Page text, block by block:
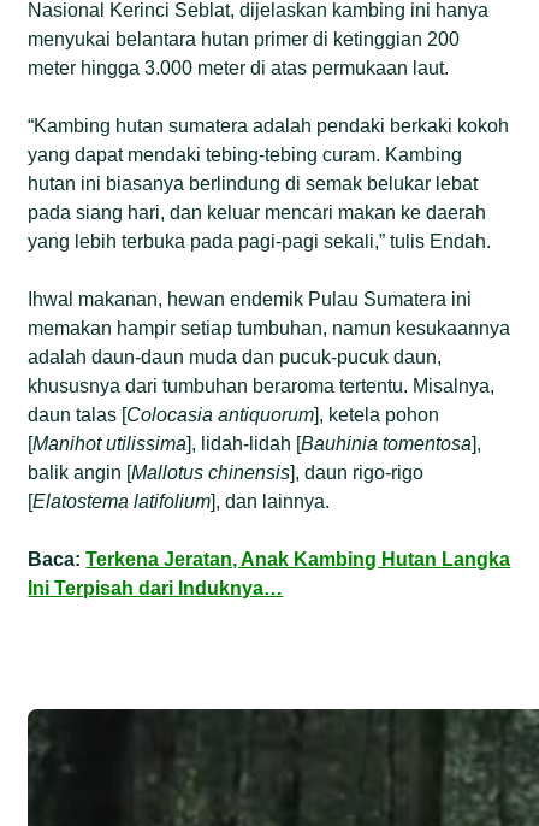
Nasional Kerinci Seblat, dijelaskan kambing ini hanya
menyukai belantara hutan primer di ketinggian 200
meter hingga 3.000 meter di atas permukaan laut.
“Kambing hutan sumatera adalah pendaki berkaki kokoh
yang dapat mendaki tebing-tebing curam. Kambing
hutan ini biasanya berlindung di semak belukar lebat
pada siang hari, dan keluar mencari makan ke daerah
yang lebih terbuka pada pagi-pagi sekali,” tulis Endah.
Ihwal makanan, hewan endemik Pulau Sumatera ini
memakan hampir setiap tumbuhan, namun kesukaannya
adalah daun-daun muda dan pucuk-pucuk daun,
khususnya dari tumbuhan beraroma tertentu. Misalnya,
daun talas [Colocasia antiquorum], ketela pohon
[Manihot utilissima], lidah-lidah [Bauhinia tomentosa],
balik angin [Mallotus chinensis], daun rigo-rigo
[Elatostema latifolium], dan lainnya.
Baca: Terkena Jeratan, Anak Kambing Hutan Langka
Ini Terpisah dari Induknya…